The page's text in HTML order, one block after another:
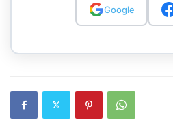
Google